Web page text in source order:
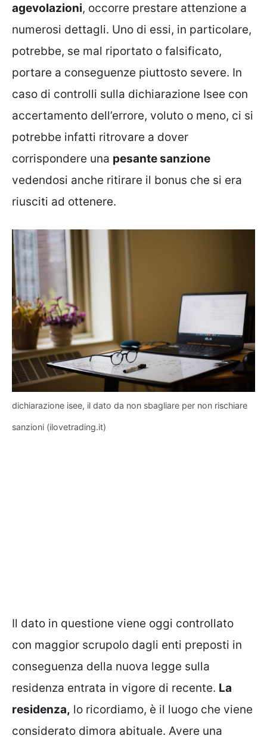
agevolazioni, occorre prestare attenzione a
numerosi dettagli. Uno di essi, in particolare,
potrebbe, se mal riportato o falsificato,
portare a conseguenze piuttosto severe. In
caso di controlli sulla dichiarazione Isee con
accertamento dell’errore, voluto o meno, ci si
potrebbe infatti ritrovare a dover
corrispondere una pesante sanzione
vedendosi anche ritirare il bonus che si era
riusciti ad ottenere.
dichiarazione isee, il dato da non sbagliare per non rischiare
sanzioni (ilovetrading.it)
Il dato in questione viene oggi controllato
con maggior scrupolo dagli enti preposti in
conseguenza della nuova legge sulla
residenza entrata in vigore di recente. La
residenza, lo ricordiamo, è il luogo che viene
considerato dimora abituale. Avere una